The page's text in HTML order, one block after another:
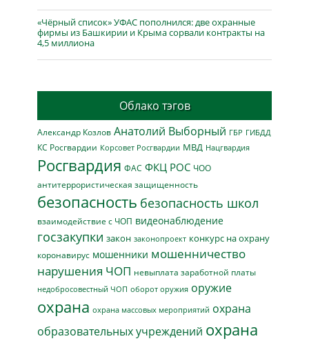
«Чёрный список» УФАС пополнился: две охранные
фирмы из Башкирии и Крыма сорвали контракты на
4,5 миллиона
Облако тэгов
Александр Козлов Анатолий Выборный ГБР ГИБДД
КС Росгвардии Корсовет Росгвардии МВД Нацгвардия
Росгвардия ФАС ФКЦ РОС ЧОО
антитеррористическая защищенность
безопасность безопасность школ
взаимодействие с ЧОП видеонаблюдение
госзакупки закон законопроект конкурс на охрану
коронавирус мошенники мошенничество
нарушения ЧОП невыплата заработной платы
недобросовестный ЧОП оборот оружия оружие
охрана охрана массовых мероприятий охрана
образовательных учреждений охрана